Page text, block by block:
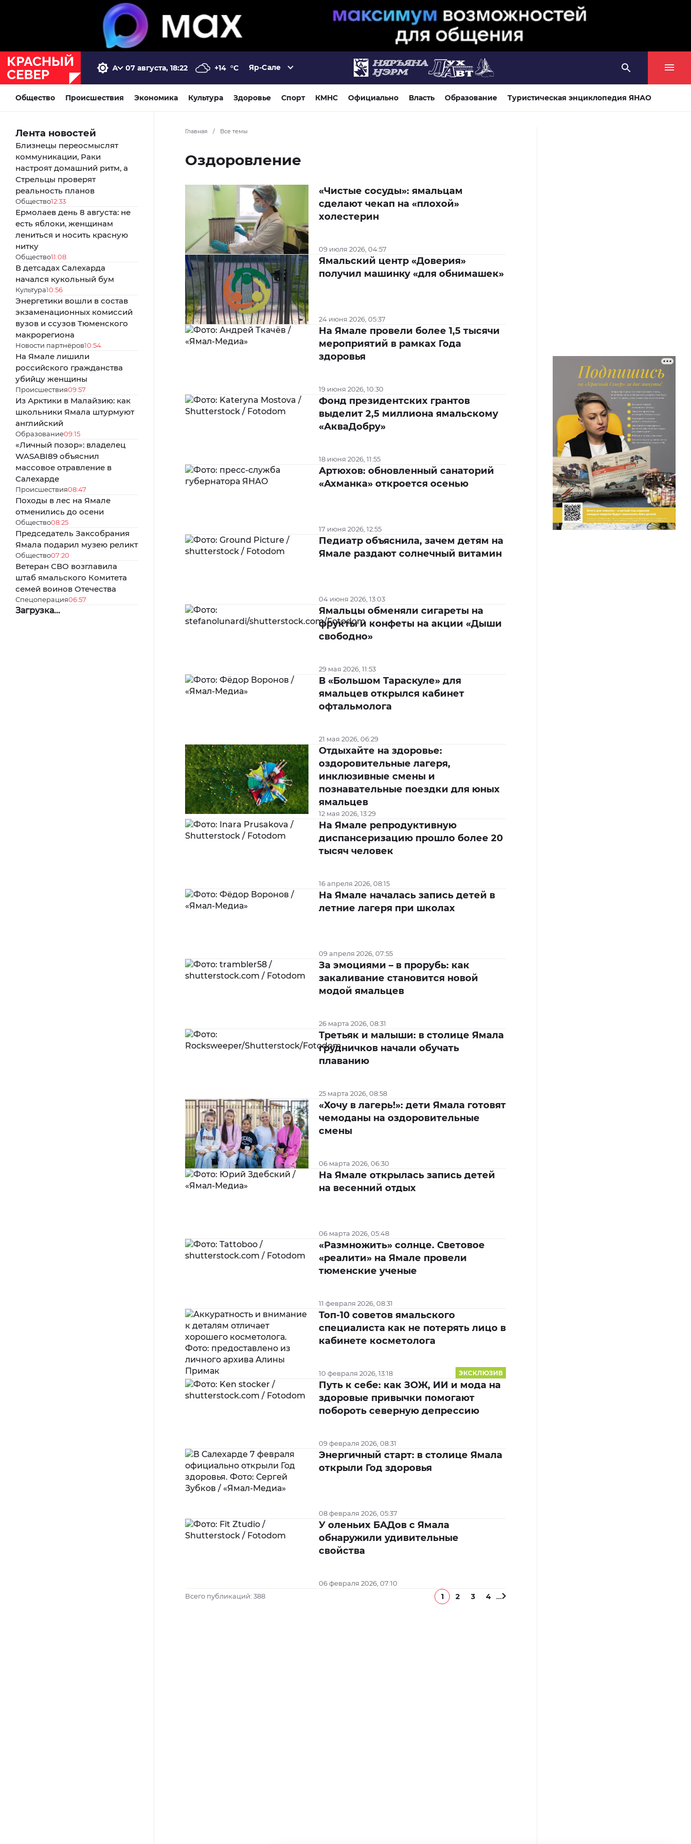
07 августа, 18:22 +14 °C Яр-Сале
Общество Происшествия Экономика Культура Здоровье Спорт КМНС Официально Власть Образование Туристическая энциклопедия ЯНАО
Лента новостей
Близнецы переосмыслят
коммуникации, Раки
настроят домашний ритм, а
Стрельцы проверят
реальность планов
Общество12:33
Ермолаев день 8 августа: не
есть яблоки, женщинам
лениться и носить красную
нитку
Общество11:08
В детсадах Салехарда
начался кукольный бум
Культура10:56
Энергетики вошли в состав
экзаменационных комиссий
вузов и ссузов Тюменского
макрорегиона
Новости партнёров10:54
На Ямале лишили
российского гражданства
убийцу женщины
Происшествия09:57
Из Арктики в Малайзию: как
школьники Ямала штурмуют
английский
Образование09:15
«Личный позор»: владелец
WASABI89 объяснил
массовое отравление в
Салехарде
Происшествия08:47
Походы в лес на Ямале
отменились до осени
Общество08:25
Председатель Заксобрания
Ямала подарил музею реликт
Общество07:20
Ветеран СВО возглавила
штаб ямальского Комитета
семей воинов Отечества
Спецоперация06:57
Загрузка...
Главная / Все темы
Оздоровление
«Чистые сосуды»: ямальцам
сделают чекап на «плохой»
холестерин
09 июля 2026, 04:57
Ямальский центр «Доверия»
получил машинку «для обнимашек»
24 июня 2026, 05:37
На Ямале провели более 1,5 тысячи
мероприятий в рамках Года
здоровья
19 июня 2026, 10:30
Фонд президентских грантов
выделит 2,5 миллиона ямальскому
«АкваДобру»
18 июня 2026, 11:55
Артюхов: обновленный санаторий
«Ахманка» откроется осенью
17 июня 2026, 12:55
Педиатр объяснила, зачем детям на
Ямале раздают солнечный витамин
04 июня 2026, 13:03
Ямальцы обменяли сигареты на
фрукты и конфеты на акции «Дыши
свободно»
29 мая 2026, 11:53
В «Большом Тараскуле» для
ямальцев открылся кабинет
офтальмолога
21 мая 2026, 06:29
Отдыхайте на здоровье:
оздоровительные лагеря,
инклюзивные смены и
познавательные поездки для юных
ямальцев
12 мая 2026, 13:29
На Ямале репродуктивную
диспансеризацию прошло более 20
тысяч человек
16 апреля 2026, 08:15
На Ямале началась запись детей в
летние лагеря при школах
09 апреля 2026, 07:55
За эмоциями – в прорубь: как
закаливание становится новой
модой ямальцев
26 марта 2026, 08:31
Третьяк и малыши: в столице Ямала
грудничков начали обучать
плаванию
25 марта 2026, 08:58
«Хочу в лагерь!»: дети Ямала готовят
чемоданы на оздоровительные
смены
06 марта 2026, 06:30
На Ямале открылась запись детей
на весенний отдых
06 марта 2026, 05:48
«Размножить» солнце. Световое
«реалити» на Ямале провели
тюменские ученые
11 февраля 2026, 08:31
Топ-10 советов ямальского
специалиста как не потерять лицо в
кабинете косметолога
10 февраля 2026, 13:18 ЭКСКЛЮЗИВ
Путь к себе: как ЗОЖ, ИИ и мода на
здоровые привычки помогают
побороть северную депрессию
09 февраля 2026, 08:31
Энергичный старт: в столице Ямала
открыли Год здоровья
08 февраля 2026, 05:37
У оленьих БАДов с Ямала
обнаружили удивительные
свойства
06 февраля 2026, 07:10
Всего публикаций: 388
1 2 3 4 …